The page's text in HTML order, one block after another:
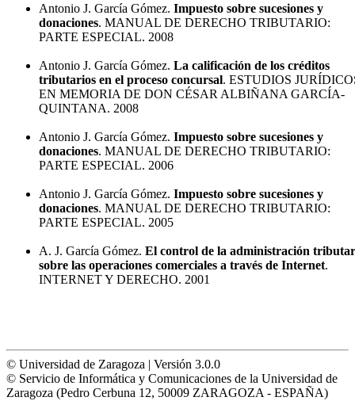
Antonio J. García Gómez. Impuesto sobre sucesiones y
donaciones. MANUAL DE DERECHO TRIBUTARIO:
PARTE ESPECIAL. 2008
Antonio J. García Gómez. La calificación de los créditos
tributarios en el proceso concursal. ESTUDIOS
EN MEMORIA DE DON CÉSAR ALBIÑANA GARCÍA-
QUINTANA. 2008
Antonio J. García Gómez. Impuesto sobre sucesiones y
donaciones. MANUAL DE DERECHO TRIBUTARIO:
PARTE ESPECIAL. 2006
Antonio J. García Gómez. Impuesto sobre sucesiones y
donaciones. MANUAL DE DERECHO TRIBUTARIO:
PARTE ESPECIAL. 2005
A. J. García Gómez. El control de la administración
sobre las operaciones comerciales a través de Internet.
INTERNET Y DERECHO. 2001
© Universidad de Zaragoza | Versión 3.0.0
© Servicio de Informática y Comunicaciones de la Universidad de
Zaragoza (Pedro Cerbuna 12, 50009 ZARAGOZA - ESPAÑA)